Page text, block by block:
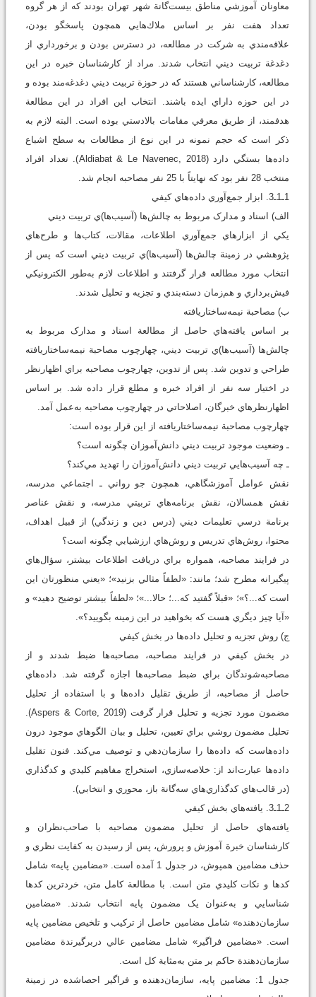
معاونان آموزشي مناطق بيست‌گانة شهر تهران بودند كه از هر گروه
تعداد هفت نفر بر اساس ملاك‌هايي همچون پاسخگو بودن،
علاقه‌مندي به شرکت در مطالعه، در دسترس بودن و برخورداري از
دغدغة تربيت ديني انتخاب شدند. مراد از كارشناسان خبره در اين
مطالعه، كارشناساني هستند كه در حوزة تربيت ديني دغدغه‌مند بوده و
در اين حوزه داراي ايده باشند. انتخاب اين افراد در اين مطالعة
هدفمند، از طريق معرفي مقامات بالادستي بوده است. البته لازم به
ذكر است كه حجم نمونه در اين نوع از مطالعات به سطح اشباع
داده‌ها بستگي دارد (Aldiabat & Le Navenec, 2018). تعداد افراد
منتخب 28 نفر بود که نهايتاً با 25 نفر مصاحبه انجام شد.
1ـ1ـ3. ابزار جمع‌آوري داده‌هاي کيفي
الف) اسناد و مدارک مربوط به چالش‌ها (آسيب‌ها)ي تربيت ديني
يكي از ابزارهاي جمع‌آوري اطلاعات، مقالات، كتاب‌ها و طرح‌هاي
پژوهشي در زمينة چالش‌ها (آسيب‌ها)ي تربيت ديني است كه پس از
انتخاب مورد مطالعه قرار گرفتند و اطلاعات لازم به‌طور الکترونيکي
فيش‌برداري و هم‌زمان دسته‌بندي و تجزيه و تحليل شدند.
ب) مصاحبة نيمه‌ساختاريافته
بر اساس يافته‌هاي حاصل از مطالعة اسناد و مدارک مربوط به
چالش‌ها (آسيب‌ها)ي تربيت ديني، چهارچوب مصاحبة نيمه‌ساختاريافته
طراحي و تدوين شد. پس از تدوين، چهارچوب مصاحبه براي اظهارنظر
در اختيار سه نفر از افراد خبره و مطلع قرار داده شد. بر اساس
اظهارنظر‌هاي خبرگان، اصلاحاتي در چهارچوب مصاحبه به‌عمل آمد.
چهارچوب مصاحبة نيمه‌ساختاريافته از اين قرار بوده است:
ـ وضعيت موجود تربيت ديني دانش‌آموزان چگونه است؟
ـ چه آسيب‌هايي تربيت ديني دانش‌آموزان را تهديد مي‌كند؟
نقش عوامل آموزشگاهي، همچون جو رواني ـ اجتماعي مدرسه،
نقش همسالان، نقش برنامه‌هاي تربيتي مدرسه، و نقش عناصر
برنامة درسي تعليمات ديني (درس دين و زندگي) از قبيل اهداف،
محتوا، روش‌هاي تدريس و روش‌هاي ارزشيابي چگونه است؟
در فرايند مصاحبه، همواره براي دريافت اطلاعات بيشتر، سؤال‌هاي
پيگيرانه مطرح شد؛ مانند: «لطفاً مثالي بزنيد»؛ «يعني منظورتان اين
است که...؟»؛ «قبلاً گفتيد که...؛ حالا...»؛ «لطفاً بيشتر توضيح دهيد» و
«آيا چيز ديگري هست که بخواهيد در اين زمينه بگوييد؟».
ج) روش تجزيه و تحليل داده‌ها در بخش کيفي
در بخش کيفي در فرايند مصاحبه، مصاحبه‌ها ضبط شدند و از
مصاحبه‌شوندگان براي ضبط مصاحبه‌ها اجازه گرفته شد. داده‌هاي
حاصل از مصاحبه، از طريق تقليل داده‌ها و با استفاده از تحليل
مضمون مورد تجزيه و تحليل قرار گرفت (Aspers & Corte, 2019).
تحليل مضمون روشي براي تعيين، تحليل و بيان الگوهاي موجود درون
داده‌هاست كه داده‌ها را سازمان‌دهي و توصيف مي‌كند. فنون تقليل
داده‌ها عبارت‌اند از: خلاصه‌سازي، استخراج مفاهيم کليدي و کدگذاري
(در قالب‌هاي کدگذاري‌هاي سه‌گانة باز، محوري و انتخابي).
2ـ1ـ3. يافته‌هاي بخش كيفي
يافته‌هاي حاصل از تحليل مضمون مصاحبه با صاحب‌نظران و
كارشناسان خبرة آموزش و پرورش، پس از رسيدن به كفايت نظري و
حذف مضامين همپوش، در جدول 1 آمده است. «مضامين پايه» شامل
کدها و نکات کليدي متن است. با مطالعة کامل متن، خردترين کدها
‌شناسايي و به‌عنوان يک مضمون پايه انتخاب شدند. «مضامين
سازمان‌دهنده» شامل مضامين حاصل از ترکيب و تلخيص مضامين پايه
است. «مضامين فراگير» شامل مضامين عالي دربرگيرندة مضامين
سازمان‌دهندة حاکم بر متن به‌مثابة کل است.
جدول 1: مضامين پايه، سازمان‌دهنده و فراگير احصاشده در زمينة